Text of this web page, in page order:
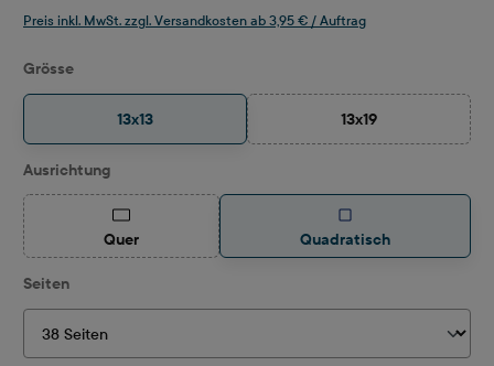
Preis inkl. MwSt. zzgl. Versandkosten ab 3,95 € / Auftrag
Grösseauswählen
13x13 13x19
(Diese Option ist
Ausrichtungauswählen
Quer(Diese Option ist zurzeit nicht verfügbar.)
Quadratisch
Seitenauswählen